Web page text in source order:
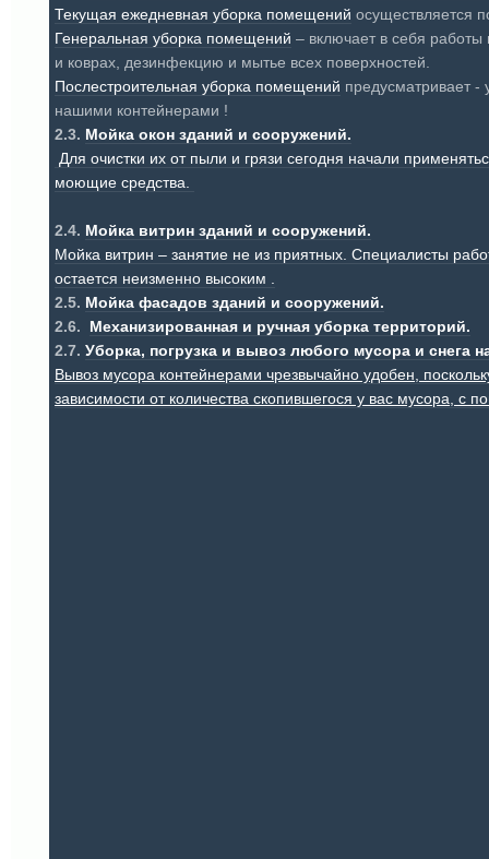
Текущая ежедневная уборка помещений осуществляется
Генеральная уборка помещений – включает в себя
и коврах, дезинфекцию и мытье всех поверхностей.
Послестроительная уборка помещений предусматривает -
нашими контейнерами !
2.3. Мойка окон зданий и сооружений.
Для очистки их от пыли и грязи сегодня начали
моющие средства.
2.4. Мойка витрин зданий и сооружений.
Мойка витрин – занятие не из приятных. Специалисты
остается неизменно высоким .
2.5. Мойка фасадов зданий и сооружений.
2.6. Механизированная и ручная уборка территорий.
2.7. Уборка, погрузка и вывоз любого мусора и снега
Вывоз мусора контейнерами чрезвычайно удобен,
зависимости от количества скопившегося у вас мусора,